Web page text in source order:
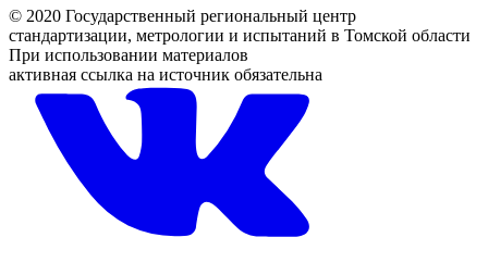
© 2020 Государственный региональный центр
стандартизации, метрологии и испытаний в Томской области
При использовании материалов
активная ссылка на источник обязательна